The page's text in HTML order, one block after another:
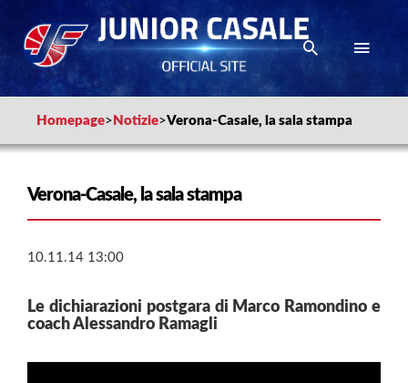
Homepage> Notizie>Verona-Casale, la sala stampa
Verona-Casale, la sala stampa
10.11.14 13:00
Le dichiarazioni postgara di Marco Ramondino e
coach Alessandro Ramagli